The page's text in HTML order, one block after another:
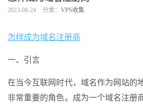
2023-08-24 分类： VPS收集
怎样成为域名注册商
一、引言
在当今互联网时代，域名作为网站的
非常重要的角色。成为一个域名注册